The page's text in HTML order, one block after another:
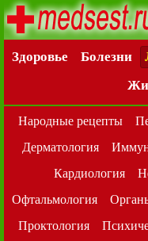
Здоровье Болезни
Народные рецепты
Дерматология
Кардиология
Офтальмология
Проктология